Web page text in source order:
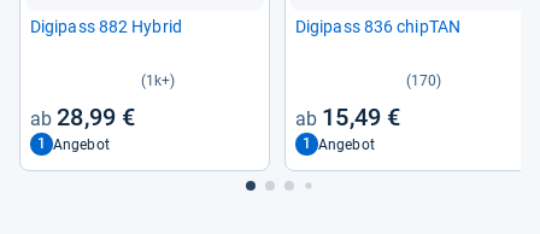
Digi­pass 882 Hybrid
(1k+)
28,99 €
1 Angebot
Digi­pass 836 chip­TAN
(170)
15,49 €
1 Angebot